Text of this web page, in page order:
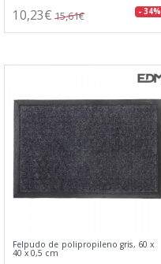
10,23€ 15,61€ - 34%
Felpudo de polipropileno gris, 60 x
40 x 0,5 cm